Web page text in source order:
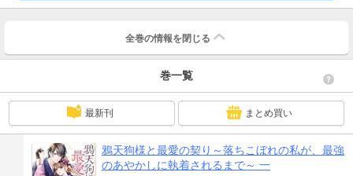
全巻の情報を 閉じる
巻一覧
最新刊 まとめ買い
鴉天狗様と最愛の契り～落ちこぼれの私が、最強
のあやかしに執着されるまで～ 一